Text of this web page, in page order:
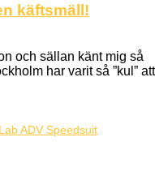
käftsmäll!
och sällan känt mig så
har varit så ”kul” att
ADV Speedsuit